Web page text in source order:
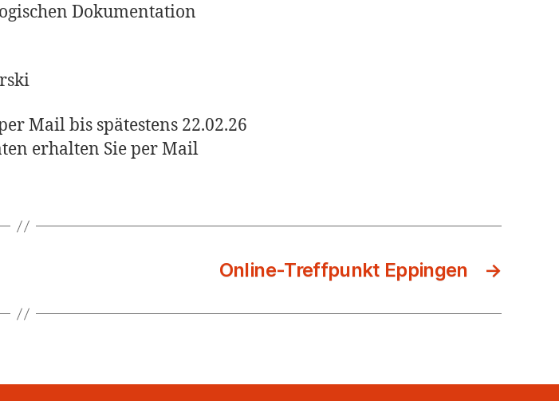
Dokumentation
Mail bis spätestens 22.02.26
erhalten Sie per Mail
→
Online-Treffpunkt Eppingen